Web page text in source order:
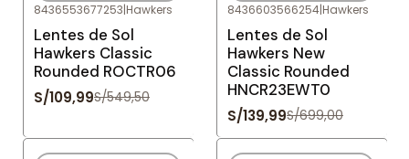
Agotado
8436553677253|Hawkers
Lentes de Sol
Hawkers Classic
Rounded ROCTR06
S/109,99S/549,50
Agotado
8436603566254|Hawkers
Lentes de Sol
Hawkers New
Classic Rounded
HNCR23EWT0
S/139,99S/699,00